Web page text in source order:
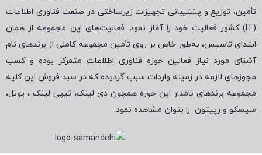
تأمین، توزیع و پشتیبانی تجهیزات زیرساختی در صنعت فناوری اطلاعات
(
IT) کشور فعالیت خود را آغاز نمود. فعالیت‌های این مجموعه از همان
ابتدای تاسیس، به‌طور خاص بر روی تأمین مجموعه کاملی از برندهای نام
آشنای مورد نیاز فعالین حوزه فناوری اطلاعات متمرکز بوده و کسب
مجوزهای لازمه در زمینه واردات سبب گردیده که در سبد فروش این کلیه
مجموعه برندهای نامدار این حوزه همچون دی لینک، تیپی لینک ، یوتل،
سیسکو و رپیتون را بتوان مشاهده نمود.